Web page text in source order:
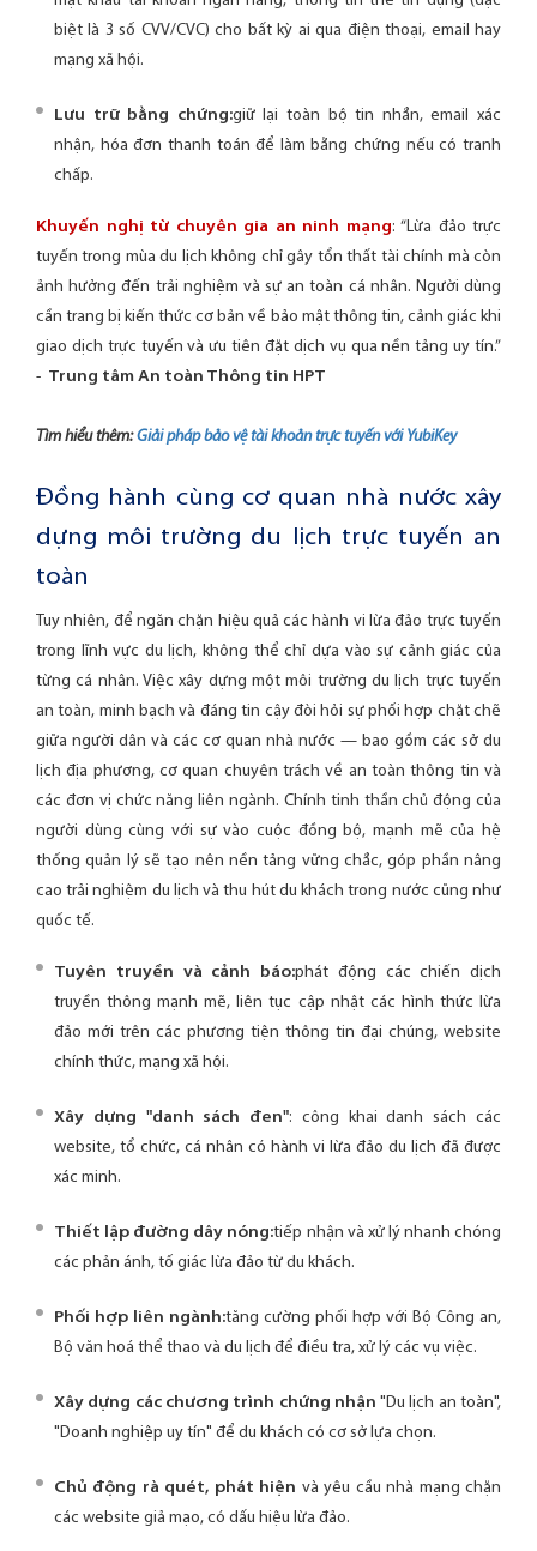
biệt là 3 số CVV/CVC) cho bất kỳ ai qua điện thoại, email hay
mạng xã hội.
Lưu trữ bằng chứng:giữ lại toàn bộ tin nhắn, email xác
nhận, hóa đơn thanh toán để làm bằng chứng nếu có tranh
chấp.
Khuyến nghị từ chuyên gia an ninh mạng: “Lừa đảo trực
tuyến trong mùa du lịch không chỉ gây tổn thất tài chính mà còn
ảnh hưởng đến trải nghiệm và sự an toàn cá nhân. Người dùng
cần trang bị kiến thức cơ bản về bảo mật thông tin, cảnh giác khi
giao dịch trực tuyến và ưu tiên đặt dịch vụ qua nền tảng uy tín.”
- Trung tâm An toàn Thông tin HPT
Tìm hiểu thêm:Giải pháp bảo vệ tài khoản trực tuyến với YubiKey
Đồng hành cùng cơ quan nhà nước xây
dựng môi trường du lịch trực tuyến an
toàn
Tuy nhiên, để ngăn chặn hiệu quả các hành vi lừa đảo trực tuyến
trong lĩnh vực du lịch, không thể chỉ dựa vào sự cảnh giác của
từng cá nhân. Việc xây dựng một môi trường du lịch trực tuyến
an toàn, minh bạch và đáng tin cậy đòi hỏi sự phối hợp chặt chẽ
giữa người dân và các cơ quan nhà nước — bao gồm các sở du
lịch địa phương, cơ quan chuyên trách về an toàn thông tin và
các đơn vị chức năng liên ngành. Chính tinh thần chủ động của
người dùng cùng với sự vào cuộc đồng bộ, mạnh mẽ của hệ
thống quản lý sẽ tạo nên nền tảng vững chắc, góp phần nâng
cao trải nghiệm du lịch và thu hút du khách trong nước cũng như
quốc tế.
Tuyên truyền và cảnh báo:phát động các chiến dịch
truyền thông mạnh mẽ, liên tục cập nhật các hình thức lừa
đảo mới trên các phương tiện thông tin đại chúng, website
chính thức, mạng xã hội.
Xây dựng "danh sách đen": công khai danh sách các
website, tổ chức, cá nhân có hành vi lừa đảo du lịch đã được
xác minh.
Thiết lập đường dây nóng:tiếp nhận và xử lý nhanh chóng
các phản ánh, tố giác lừa đảo từ du khách.
Phối hợp liên ngành:tăng cường phối hợp với Bộ Công an,
Bộ văn hoá thể thao và du lịch để điều tra, xử lý các vụ việc.
Xây dựng các chương trình chứng nhận "Du lịch an toàn",
"Doanh nghiệp uy tín" để du khách có cơ sở lựa chọn.
Chủ động rà quét, phát hiện và yêu cầu nhà mạng chặn
các website giả mạo, có dấu hiệu lừa đảo.